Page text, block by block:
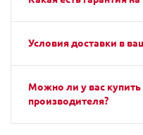
Условия доставки в
Можно ли у вас
производителя?